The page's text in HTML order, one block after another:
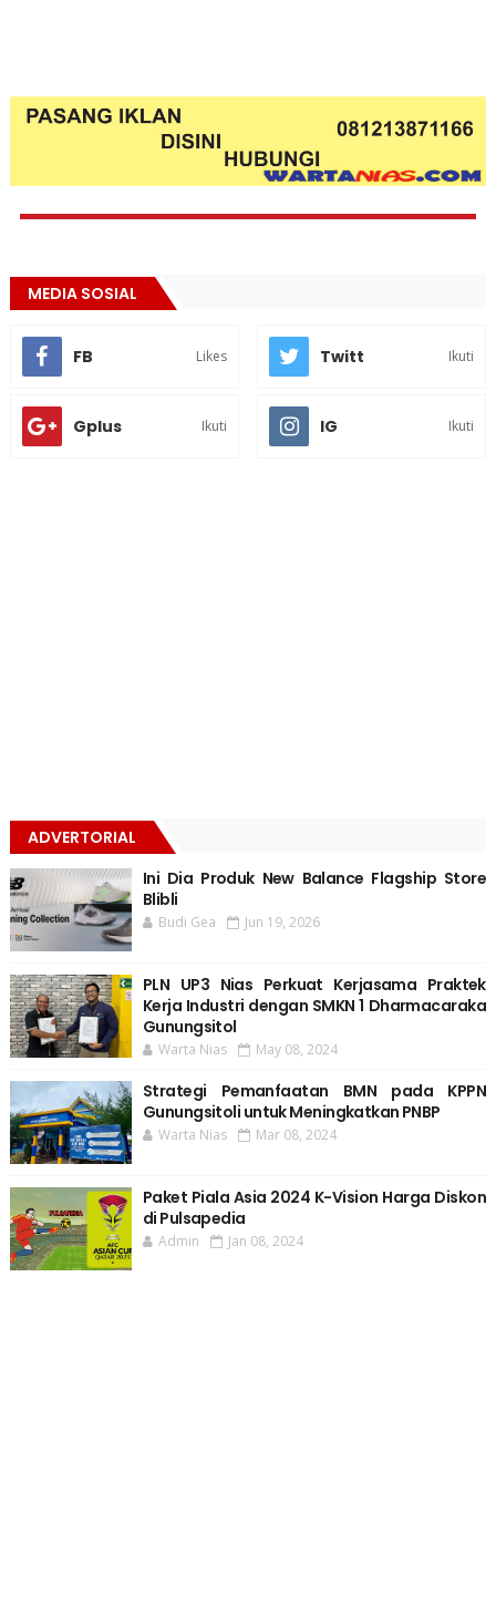
MEDIA SOSIAL
FB Likes Twitt Ikuti
Gplus Ikuti IG Ikuti
ADVERTORIAL
Ini Dia Produk New Balance Flagship Store
Blibli
Budi Gea Jun 19, 2026
PLN UP3 Nias Perkuat Kerjasama Praktek
Kerja Industri dengan SMKN 1 Dharmacaraka
Gunungsitol
Warta Nias May 08, 2024
Strategi Pemanfaatan BMN pada KPPN
Gunungsitoli untuk Meningkatkan PNBP
Warta Nias Mar 08, 2024
Paket Piala Asia 2024 K-Vision Harga Diskon
di Pulsapedia
Admin Jan 08, 2024